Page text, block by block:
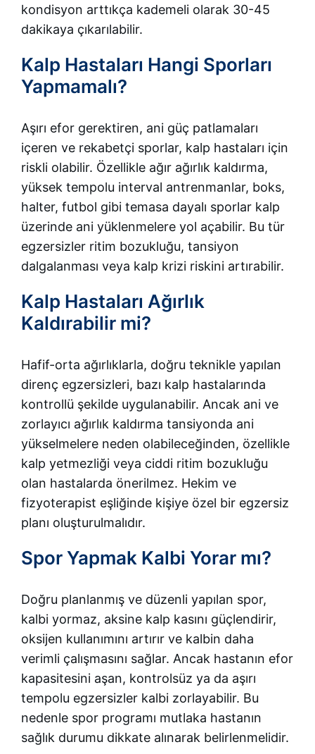
kondisyon arttıkça kademeli olarak 30-45
dakikaya çıkarılabilir.
Kalp Hastaları Hangi Sporları
Yapmamalı?
Aşırı efor gerektiren, ani güç patlamaları
içeren ve rekabetçi sporlar, kalp hastaları için
riskli olabilir. Özellikle ağır ağırlık kaldırma,
yüksek tempolu interval antrenmanlar, boks,
halter, futbol gibi temasa dayalı sporlar kalp
üzerinde ani yüklenmelere yol açabilir. Bu tür
egzersizler ritim bozukluğu, tansiyon
dalgalanması veya kalp krizi riskini artırabilir.
Kalp Hastaları Ağırlık
Kaldırabilir mi?
Hafif-orta ağırlıklarla, doğru teknikle yapılan
direnç egzersizleri, bazı kalp hastalarında
kontrollü şekilde uygulanabilir. Ancak ani ve
zorlayıcı ağırlık kaldırma tansiyonda ani
yükselmelere neden olabileceğinden, özellikle
kalp yetmezliği veya ciddi ritim bozukluğu
olan hastalarda önerilmez. Hekim ve
fizyoterapist eşliğinde kişiye özel bir egzersiz
planı oluşturulmalıdır.
Spor Yapmak Kalbi Yorar mı?
Doğru planlanmış ve düzenli yapılan spor,
kalbi yormaz, aksine kalp kasını güçlendirir,
oksijen kullanımını artırır ve kalbin daha
verimli çalışmasını sağlar. Ancak hastanın efor
kapasitesini aşan, kontrolsüz ya da aşırı
tempolu egzersizler kalbi zorlayabilir. Bu
nedenle spor programı mutlaka hastanın
sağlık durumu dikkate alınarak belirlenmelidir.